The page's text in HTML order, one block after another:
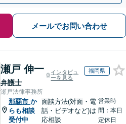
メールでお問い合わせ
瀬戸 伸一
弁護士
インタビュ
ーを見る
福岡県
瀬戸法律事務所
那覇市 か
らも相談
受付中
面談方法(対面・電
話・ビデオなど)は
応相談
営業時
間：本日
定休日